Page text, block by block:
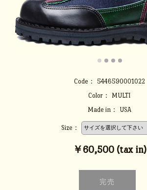
Code：
5446590001022
Color：
MULTI
Made in：
USA
Size：
￥60,500 (tax in)